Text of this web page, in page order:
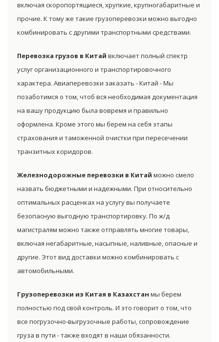
включая скоропортящиеся, хрупкие, крупногабаритные и
прочие. К тому же такие грузоперевозки можно выгодно
комбинировать с другими транспортными средствами.
Перевозка грузов в Китай включает полный спектр
услуг организационного и транспортировочного
характера. Авиаперевозки заказать - Китай - Мы
позаботимся о том, чтоб вся необходимая документация
на вашу продукцию была вовремя и правильно
оформлена. Кроме этого мы берем на себя этапы
страхования и таможенной очистки при пересечении
транзитных коридоров.
Железнодорожные перевозки в Китай можно смело
назвать бюджетными и надежными. При относительно
оптимальных расценках на услугу вы получаете
безопасную выгодную транспортировку. По ж/д
магистралям можно также отправлять многие товары,
включая негабаритные, насыпные, наливные, опасные и
другие. Этот вид доставки можно комбинировать с
автомобильными.
Грузоперевозки из Китая в Казахстан мы берем
полностью под свой контроль. И это говорит о том, что
все погрузочно-выгрузочные работы, сопровождение
груза в пути - также входят в наши обязанности.